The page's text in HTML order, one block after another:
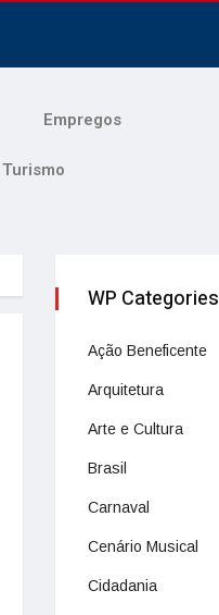
Empregos
Turismo
WP Categories
Ação Beneficente
Arquitetura
Arte e Cultura
Brasil
Carnaval
Cenário Musical
Cidadania